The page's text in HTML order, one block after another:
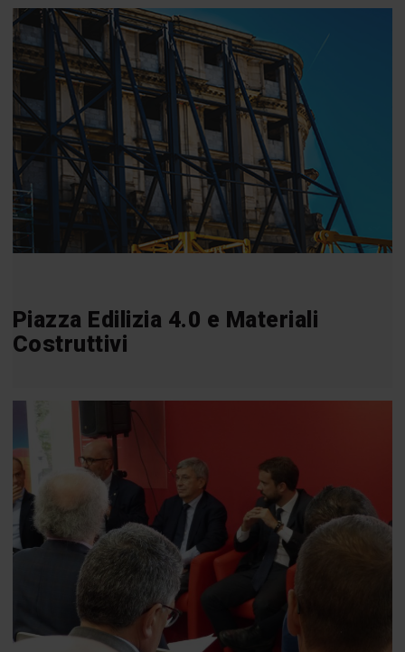
Piazza Edilizia 4.0 e Materiali
Costruttivi